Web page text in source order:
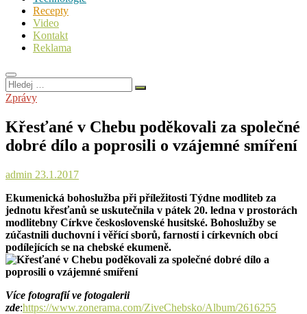
Recepty
Video
Kontakt
Reklama
Hledej
…
Zprávy
Křesťané v Chebu poděkovali za společné
dobré dílo a poprosili o vzájemné smíření
admin 23.1.2017
Ekumenická bohoslužba při příležitosti Týdne modliteb za
jednotu křesťanů se uskutečnila v pátek 20. ledna v prostorách
modlitebny Církve československé husitské. Bohoslužby se
zúčastnili duchovní i věřící sborů, farností i církevních obcí
podílejících se na chebské ekumeně.
Více fotografií ve fotogalerii
zde:https://www.zonerama.com/ZiveChebsko/Album/2616255